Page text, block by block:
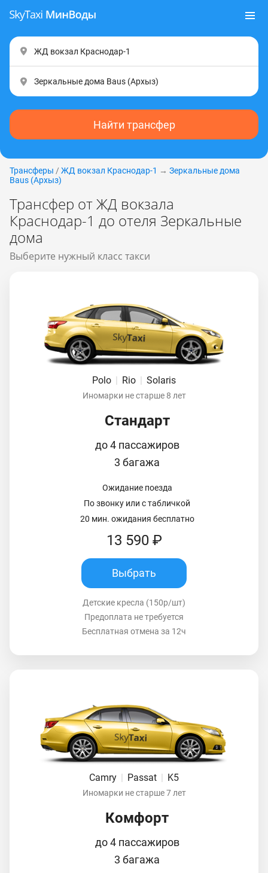
Найти трансфер
Трансферы / ЖД вокзал Краснодар-1 → Зеркальные дома
Baus (Apxыз)
Трансфер от ЖД вокзала
Краснодар-1 до отеля Зеркальные
дома
Выберите нужный класс такси
Polo | Rio | Solaris
Иномарки не старше 8 лет
Стандарт
до 4 пассажиров
3 багажа
Ожидание поезда
По звонку или с табличкой
20 мин. ожидания бесплатно
13 590 ₽
Выбрать
Детские кресла (150р/шт)
Предоплата не требуется
Бесплатная отмена за 12ч
Camry Passat K5
Иномарки не старше 7 лет
Комфорт
до 4 пассажиров
3 багажа